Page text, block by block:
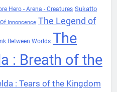
Hero - Arena - Creatures Sukatto
Innoncence The Legend of
Between Worlds The
: Breath of the
: Tears of the Kingdom